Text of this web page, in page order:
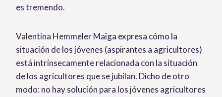
es tremendo.
Valentina Hemmeler Maïga expresa cómo la
situación de los jóvenes (aspirantes a agricultores)
está intrínsecamente relacionada con la situación
de los agricultores que se jubilan. Dicho de otro
modo: no hay solución para los jóvenes agricultores